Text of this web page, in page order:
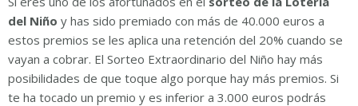
del Niño y has sido premiado con más de 40.000 euros a
estos premios se les aplica una retención del 20% cuando se
vayan a cobrar. El Sorteo Extraordinario del Niño hay más
posibilidades de que toque algo porque hay más premios. Si
te ha tocado un premio y es inferior a 3.000 euros podrás